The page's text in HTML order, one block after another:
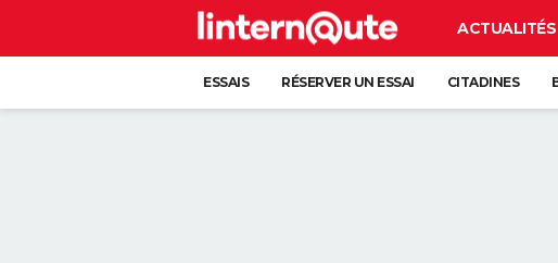
ACTUALITÉS
ESSAIS RÉSERVER UN ESSAI CITADINES